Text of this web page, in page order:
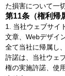
た損害について一
第11条（権利帰
1. 当社ウェブサイ
文章、Webデザイ
全て当社に帰属し
許諾は、当社ウェ
権の実施許諾、使